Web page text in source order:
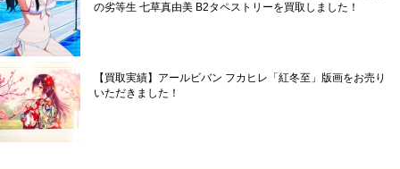
の劣等生 七草真由美 B2タペストリーを買取しました！
【買取実績】アールビバン フカヒレ「紅冬至」版画をお売り
いただきました！